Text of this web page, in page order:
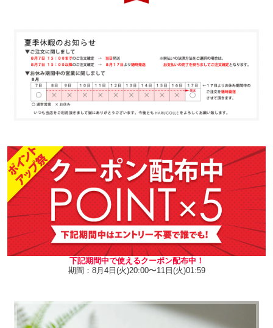
下記期間中で使えるクーポン配布中！
期間：8月4日(火)20:00〜11日(火)01:59